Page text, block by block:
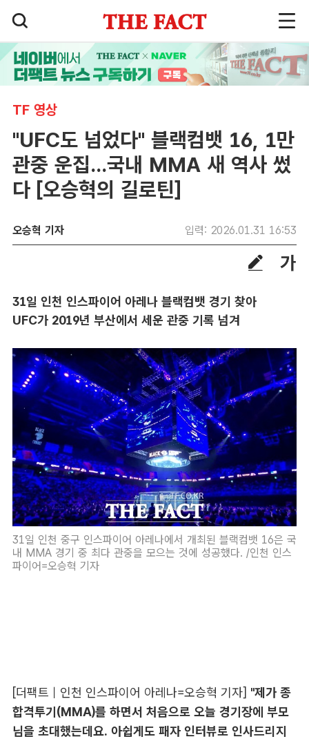
TF 영상
"UFC도 넘었다" 블랙컴뱃 16, 1만
관중 운집...국내 MMA 새 역사 썼
다 [오승혁의 길로틴]
오승혁 기자 입력: 2026.01.31 16:53
31일 인천 인스파이어 아레나 블랙컴뱃 경기 찾아
UFC가 2019년 부산에서 세운 관중 기록 넘겨
31일 인천 중구 인스파이어 아레나에서 개최된 블랙컴뱃 16은 국
내 MMA 경기 중 최다 관중을 모으는 것에 성공했다. /인천 인스
파이어=오승혁 기자
[더팩트｜인천 인스파이어 아레나=오승혁 기자] "제가 종
합격투기(MMA)를 하면서 처음으로 오늘 경기장에 부모
님을 초대했는데요. 아쉽게도 패자 인터뷰로 인사드리지